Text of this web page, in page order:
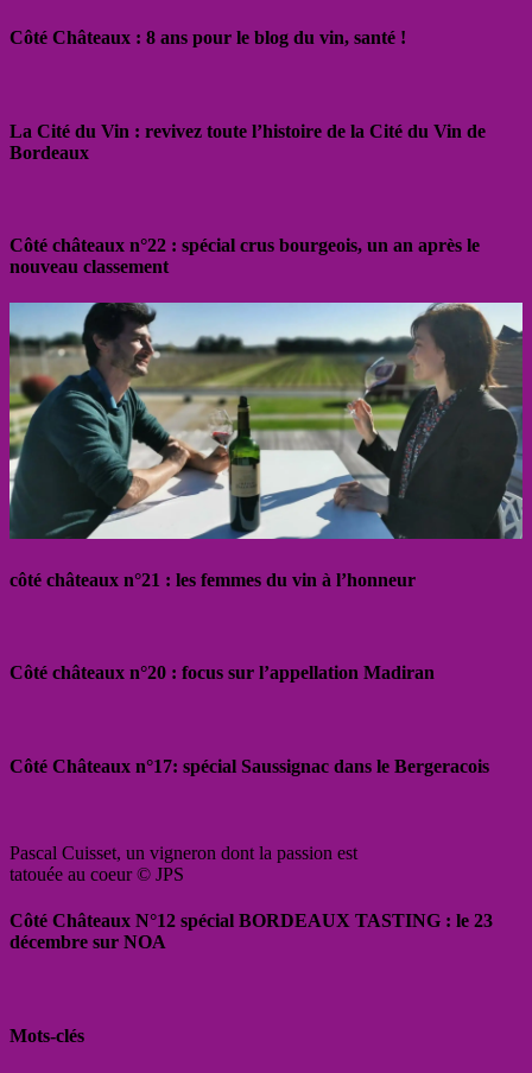
Côté Châteaux : 8 ans pour le blog du vin, santé !
La Cité du Vin : revivez toute l’histoire de la Cité du Vin de
Bordeaux
Côté châteaux n°22 : spécial crus bourgeois, un an après le
nouveau classement
côté châteaux n°21 : les femmes du vin à l’honneur
Côté châteaux n°20 : focus sur l’appellation Madiran
Côté Châteaux n°17: spécial Saussignac dans le Bergeracois
Pascal Cuisset, un vigneron dont la passion est
tatouée au coeur © JPS
Côté Châteaux N°12 spécial BORDEAUX TASTING : le 23
décembre sur NOA
Mots-clés